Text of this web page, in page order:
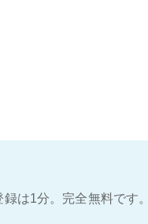
は1分。完全無料です。